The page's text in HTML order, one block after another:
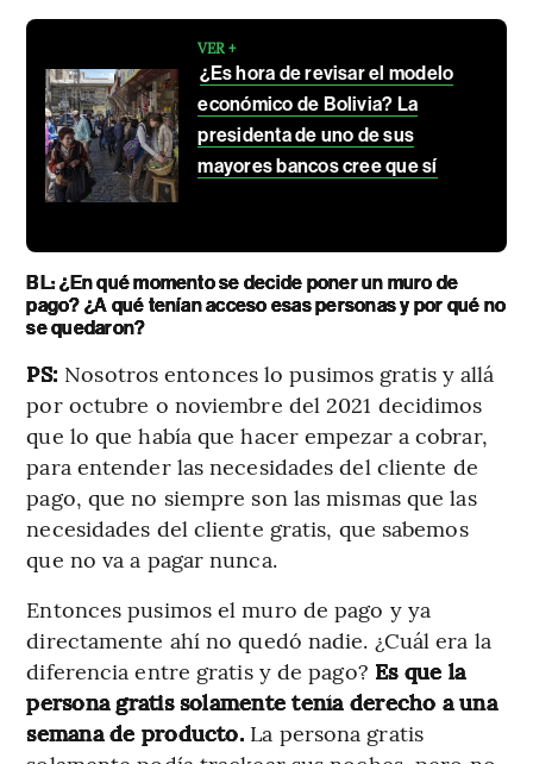
VER +
¿Es hora de revisar el modelo
económico de Bolivia? La
presidenta de uno de sus
mayores bancos cree que sí
BL: ¿En qué momento se decide poner un muro de
pago? ¿A qué tenían acceso esas personas y por qué no
se quedaron?
PS: Nosotros entonces lo pusimos gratis y allá
por octubre o noviembre del 2021 decidimos
que lo que había que hacer empezar a cobrar,
para entender las necesidades del cliente de
pago, que no siempre son las mismas que las
necesidades del cliente gratis, que sabemos
que no va a pagar nunca.
Entonces pusimos el muro de pago y ya
directamente ahí no quedó nadie. ¿Cuál era la
diferencia entre gratis y de pago? Es que la
persona gratis solamente tenía derecho a una
semana de producto. La persona gratis